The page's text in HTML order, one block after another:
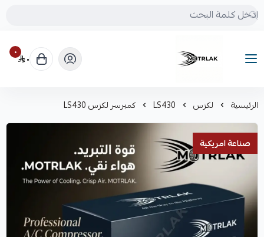
Motrlak
٠ ٠
الرئيسية لكزس LS430 كمبرسر لكزس LS430
صناعة امريكية